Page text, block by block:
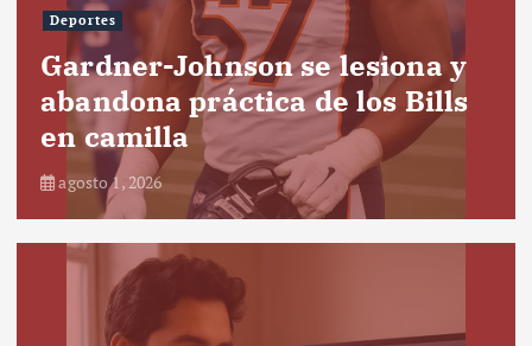
Deportes
Gardner-Johnson se lesiona y
abandona práctica de los Bills
en camilla
agosto 1, 2026